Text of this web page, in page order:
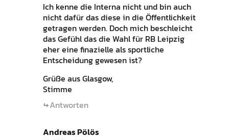
Ich kenne die Interna nicht und bin auch
nicht dafür das diese in die Öffentlichkeit
getragen werden. Doch mich beschleicht
das Gefühl das die Wahl für RB Leipzig
eher eine finazielle als sportliche
Entscheidung gewesen ist?
Grüße aus Glasgow,
Stimme
Antworten
Andreas Pölös